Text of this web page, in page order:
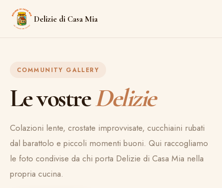
Delizie di Casa Mia
COMMUNITY GALLERY
Le vostreDelizie
Colazioni lente, crostate improvvisate, cucchiaini rubati
dal barattolo e piccoli momenti buoni. Qui raccogliamo
le foto condivise da chi porta Delizie di Casa Mia nella
propria cucina.